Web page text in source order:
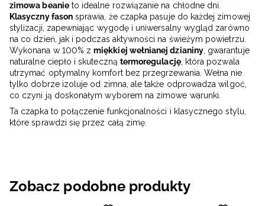
zimowa beanieto idealne rozwiązanie na chłodne dni.
Klasyczny fasonsprawia, że czapka pasuje do każdej zimowej
stylizacji, zapewniając wygodę i uniwersalny wygląd zarówno
na co dzień, jak i podczas aktywności na świeżym powietrzu.
Wykonana w 100% zmiękkiej wełnianej dzianiny, gwarantuje
naturalne ciepło i skuteczną termoregulację, która pozwala
utrzymać optymalny komfort bez przegrzewania. Wełna nie
tylko dobrze izoluje od zimna, ale także odprowadza wilgoć,
co czyni ją doskonałym wyborem na zimowe warunki.
Ta czapka to połączenie funkcjonalności i klasycznego stylu,
które sprawdzi się przez całą zimę.
Zobacz podobne produkty